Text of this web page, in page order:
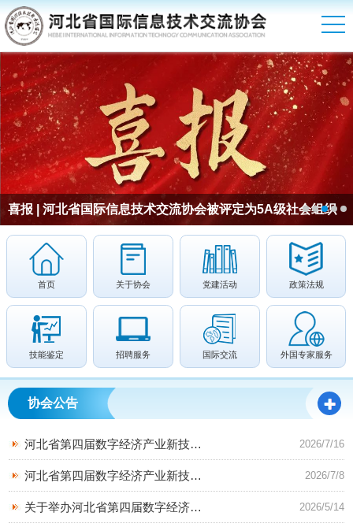
喜报 | 河北省国际信息技术交流协会被评定为5A级社会组织
首页 关于协会 党建活动 政策法规
技能鉴定 招聘服务 国际交流 外国专家服务
协会公告
2026/7/16
河北省第四届数字经济产业新技…
2026/7/8
河北省第四届数字经济产业新技…
2026/5/14
关于举办河北省第四届数字经济…